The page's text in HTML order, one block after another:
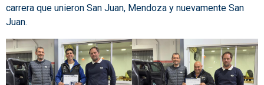
carrera que unieron San Juan, Mendoza y nuevamente San
Juan.